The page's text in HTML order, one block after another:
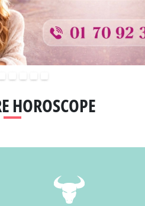
HOROSCOPE